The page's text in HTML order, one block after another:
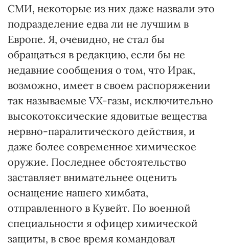
СМИ, некоторые из них даже назвали это
подразделение едва ли не лучшим в
Европе. Я, очевидно, не стал бы
обращаться в редакцию, если бы не
недавние сообщения о том, что Ирак,
возможно, имеет в своем распоряжении
так называемые VX-газы, исключительно
высокотоксические ядовитые вещества
нервно-паралитического действия, и
даже более современное химическое
оружие. Последнее обстоятельство
заставляет внимательнее оценить
оснащение нашего химбата,
отправленного в Кувейт. По военной
специальности я офицер химической
защиты, в свое время командовал